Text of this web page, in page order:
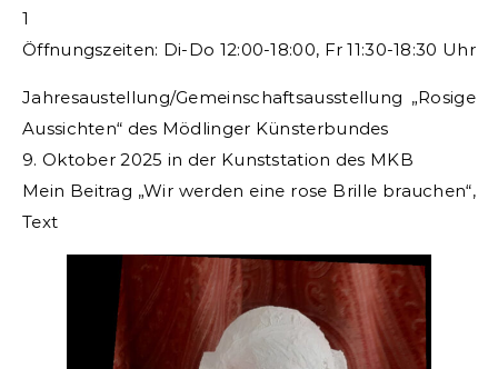
1
Öffnungszeiten: Di-Do 12:00-18:00, Fr 11:30-18:30 Uhr
Jahresaustellung/Gemeinschaftsausstellung „Rosige
Aussichten“ des Mödlinger Künsterbundes
9. Oktober 2025 in der Kunststation des MKB
Mein Beitrag „Wir werden eine rose Brille brauchen“,
Text